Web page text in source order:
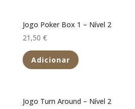
Jogo Poker Box 1 – Nível 2
21,50 €
Adicionar
Jogo Turn Around – Nível 2